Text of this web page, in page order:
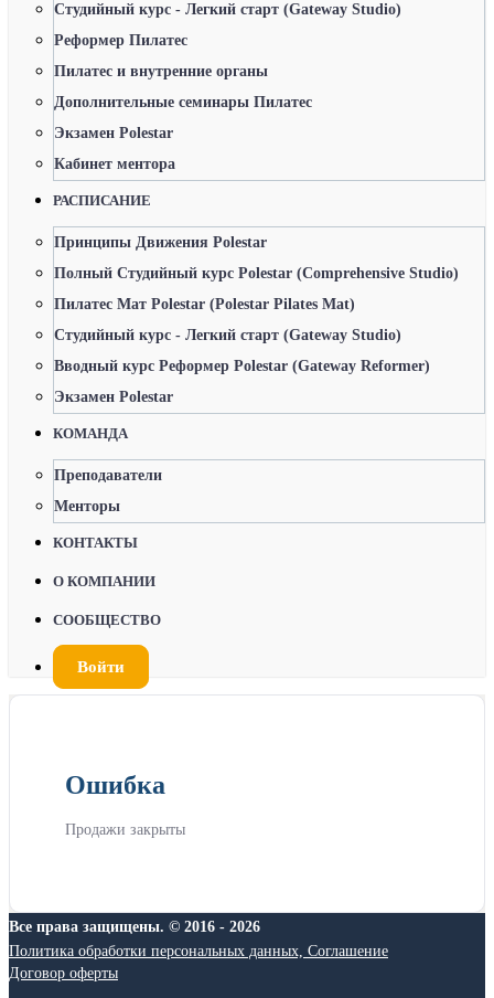
Студийный курс - Легкий старт (Gateway Studio)
Реформер Пилатес
Пилатес и внутренние органы
Дополнительные семинары Пилатес
Экзамен Polestar
Кабинет ментора
РАСПИСАНИЕ
Принципы Движения Polestar
Полный Студийный курс Polestar (Comprehensive Studio)
Пилатес Мат Polestar (Polestar Pilates Mat)
Студийный курс - Легкий старт (Gateway Studio)
Вводный курс Реформер Polestar (Gateway Reformer)
Экзамен Polestar
КОМАНДА
Преподаватели
Менторы
КОНТАКТЫ
О КОМПАНИИ
СООБЩЕСТВО
Войти
Ошибка
Продажи закрыты
Все права защищены. © 2016 - 2026
Политика обработки персональных данных, Соглашение
Договор оферты